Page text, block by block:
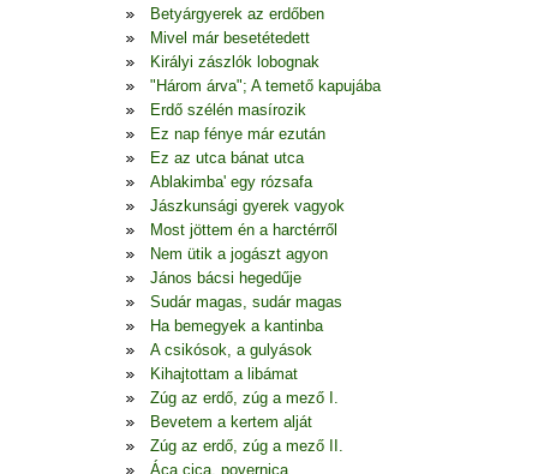
Betyárgyerek az erdőben
Mivel már besetétedett
Királyi zászlók lobognak
"Három árva"; A temető kapujába
Erdő szélén masírozik
Ez nap fénye már ezután
Ez az utca bánat utca
Ablakimba' egy rózsafa
Jászkunsági gyerek vagyok
Most jöttem én a harctérről
Nem ütik a jogászt agyon
János bácsi hegedűje
Sudár magas, sudár magas
Ha bemegyek a kantinba
A csikósok, a gulyások
Kihajtottam a libámat
Zúg az erdő, zúg a mező I.
Bevetem a kertem alját
Zúg az erdő, zúg a mező II.
Áca cica, povernica